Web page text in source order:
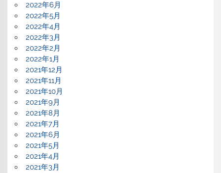
2022年6月
2022年5月
2022年4月
2022年3月
2022年2月
2022年1月
2021年12月
2021年11月
2021年10月
2021年9月
2021年8月
2021年7月
2021年6月
2021年5月
2021年4月
2021年3月